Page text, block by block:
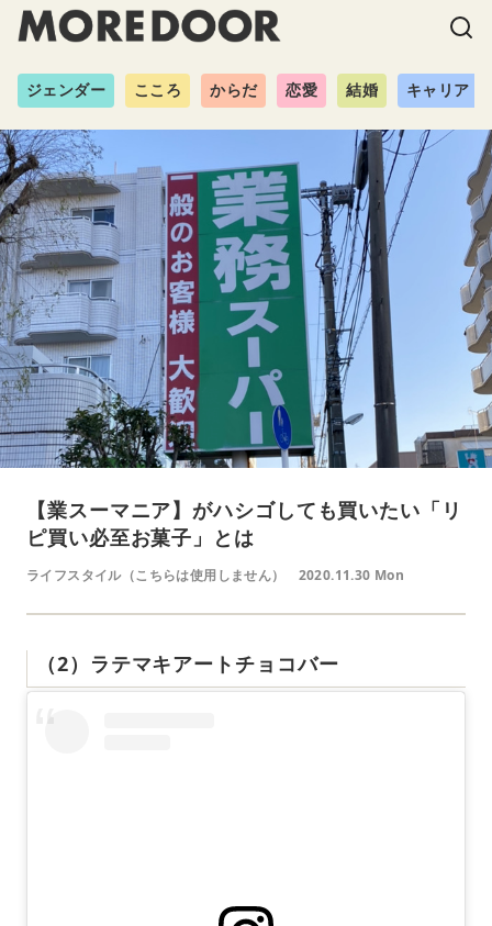
ジェンダー こころ からだ 恋愛 結婚 キャリア
【業スーマニア】がハシゴしても買いたい「リ
ピ買い必至お菓子」とは
ライフスタイル（こちらは使用しません） 2020.11.30 Mon
（2）ラテマキアートチョコバー